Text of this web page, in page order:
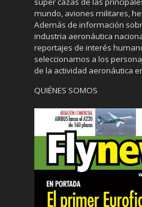
mundo, aviones militares,
Además de información
industria aeronáutica
reportajes de interés
seleccionamos a los
de la actividad aeronáutica
QUIÉNES SOMOS